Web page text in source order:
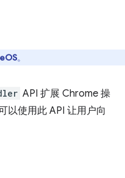
。
API 扩展 Chrome 操
以使用此 API 让用户向